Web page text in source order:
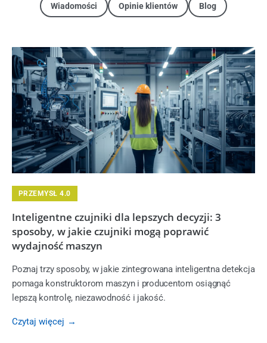
Wiadomości Opinie klientów Blog
PRZEMYSŁ 4.0
Inteligentne czujniki dla lepszych decyzji: 3
sposoby, w jakie czujniki mogą poprawić
wydajność maszyn
Poznaj trzy sposoby, w jakie zintegrowana inteligentna detekcja
pomaga konstruktorom maszyn i producentom osiągnąć
lepszą kontrolę, niezawodność i jakość.
Czytaj więcej